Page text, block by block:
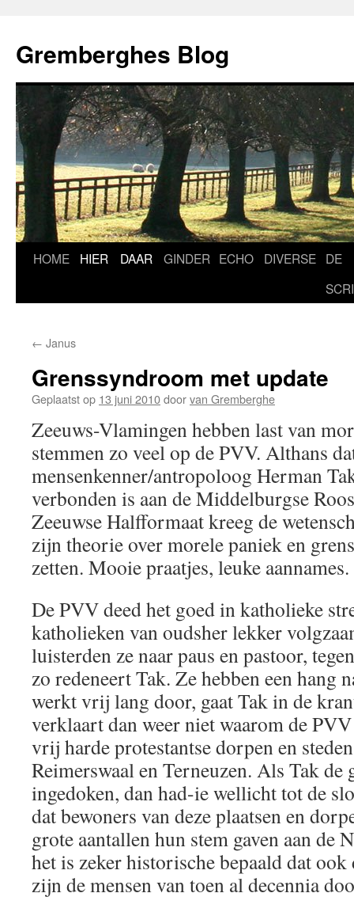
de
inhoud
Gremberghes Blog
HOME HIER DAAR GINDER ECHO DIVERSE DE
← Janus
Grenssyndroom met update
Geplaatst op 13 juni 2010doorvan Gremberghe
Zeeuws-Vlamingen hebben last van
stemmen zo veel op de PVV. Althans
mensenkenner/antropoloog Herman
verbonden is aan de Middelburgse
Zeeuwse Halfformaat kreeg de
zijn theorie over morele paniek en
zetten. Mooie praatjes, leuke aannames.
De PVV deed het goed in katholieke
katholieken van oudsher lekker
luisterden ze naar paus en pastoor,
zo redeneert Tak. Ze hebben een hang
werkt vrij lang door, gaat Tak in de
verklaart dan weer niet waarom de
vrij harde protestantse dorpen en
Reimerswaal en Terneuzen. Als Tak de
ingedoken, dan had-ie wellicht tot de
dat bewoners van deze plaatsen en
grote aantallen hun stem gaven aan de
het is zeker historische bepaald dat
zijn de mensen van toen al decennia